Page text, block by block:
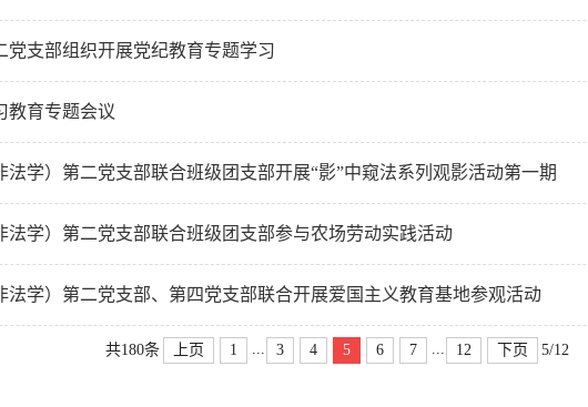
党支部组织开展党纪教育专题学习
教育专题会议
法学）第二党支部联合班级团支部开展“影”中窥法系列观影活动第一期
法学）第二党支部联合班级团支部参与农场劳动实践活动
法学）第二党支部、第四党支部联合开展爱国主义教育基地参观活动
共180条 上页 1 ... 3 4 5 6 7 ... 12 下页 5/12